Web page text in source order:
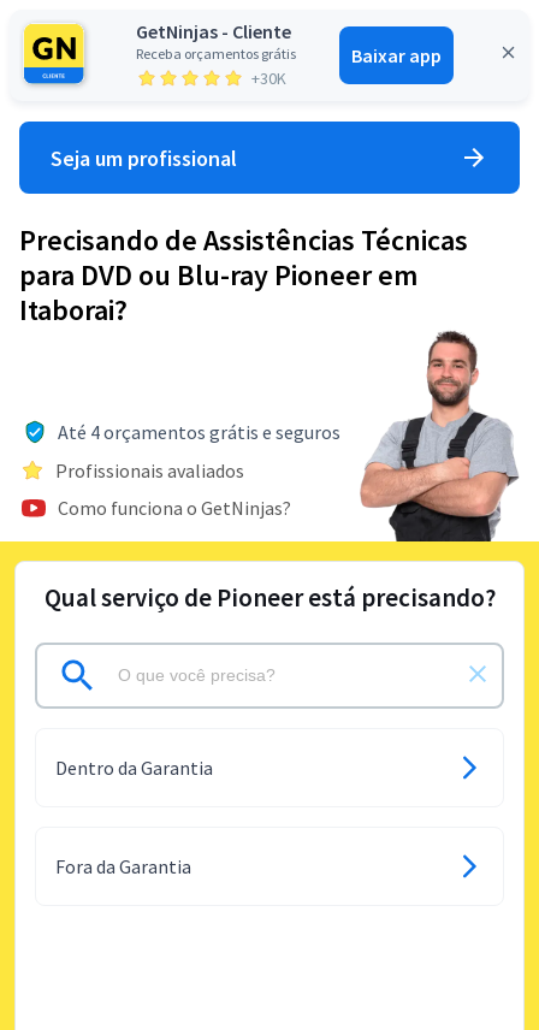
GetNinjas - Cliente
Receba orçamentos grátis
+30K
Baixar app
Entrar
Seja um profissional
Precisando de Assistências Técnicas
para DVD ou Blu-ray Pioneer em
Itaborai?
Até 4 orçamentos grátis e seguros
Profissionais avaliados
Como funciona o GetNinjas?
Qual serviço de Pioneer está precisando?
Dentro da Garantia
Fora da Garantia